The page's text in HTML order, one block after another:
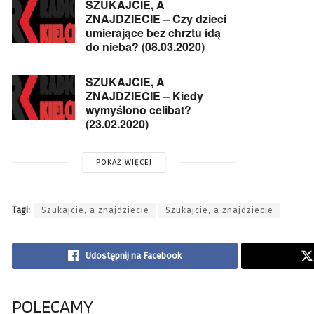
SZUKAJCIE, A
ZNAJDZIECIE – Czy dzieci
umierające bez chrztu idą
do nieba? (08.03.2020)
SZUKAJCIE, A
ZNAJDZIECIE – Kiedy
wymyślono celibat?
(23.02.2020)
POKAŻ WIĘCEJ
Tagi: Szukajcie, a znajdziecie Szukajcie, a znajdziecie
Udostępnij na Facebook
POLECAMY